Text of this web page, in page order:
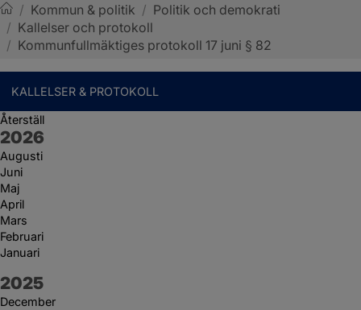
Sotenäs kommun
/ Kommun & politik / Politik och demokrati
/ Kallelser och protokoll
/ Kommunfullmäktiges protokoll 17 juni § 82
KALLELSER & PROTOKOLL
Återställ
År:
2026
Augusti
Juni
Maj
April
Mars
Februari
Januari
År:
2025
December